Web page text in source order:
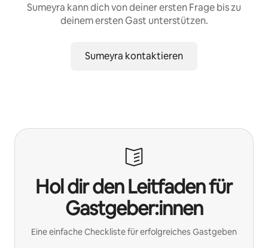
Sumeyra kann dich von deiner ersten Frage bis zu
deinem ersten Gast unterstützen.
Sumeyra kontaktieren
Hol dir den Leitfaden für
Gastgeber:innen
Eine einfache Checkliste für erfolgreiches Gastgeben